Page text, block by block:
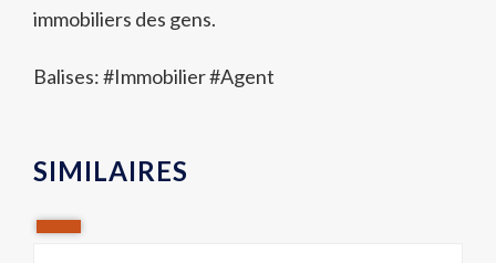
immobiliers des gens.
Balises: #Immobilier#Agent
SIMILAIRES